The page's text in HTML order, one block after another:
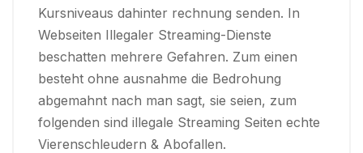
Kursniveaus dahinter rechnung senden. In
Webseiten Illegaler Streaming-Dienste
beschatten mehrere Gefahren. Zum einen
besteht ohne ausnahme die Bedrohung
abgemahnt nach man sagt, sie seien, zum
folgenden sind illegale Streaming Seiten echte
Vierenschleudern & Abofallen.